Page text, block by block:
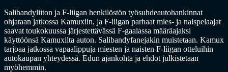
Salibandyliiton ja F-liigan henkilöstön työsuhdeautohankinnat
ohjataan jatkossa Kamuxiin, ja F-liigan parhaat mies- ja naispelaajat
saavat toukokuussa järjestettävässä F-gaalassa määräajaksi
käyttöönsä Kamuxilta auton. Salibandyfanejakin muistetaan. Kamux
tarjoaa jatkossa vapaalippuja miesten ja naisten F-liigan otteluihin
autokaupan yhteydessä. Edun ajankohta ja ehdot julkistetaan
myöhemmin.